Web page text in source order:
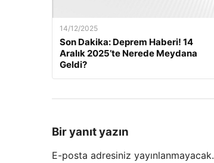
14/12/2025
Son Dakika: Deprem Haberi! 14
Aralık 2025’te Nerede Meydana
Geldi?
Bir yanıt yazın
E-posta adresiniz yayınlanmayacak.